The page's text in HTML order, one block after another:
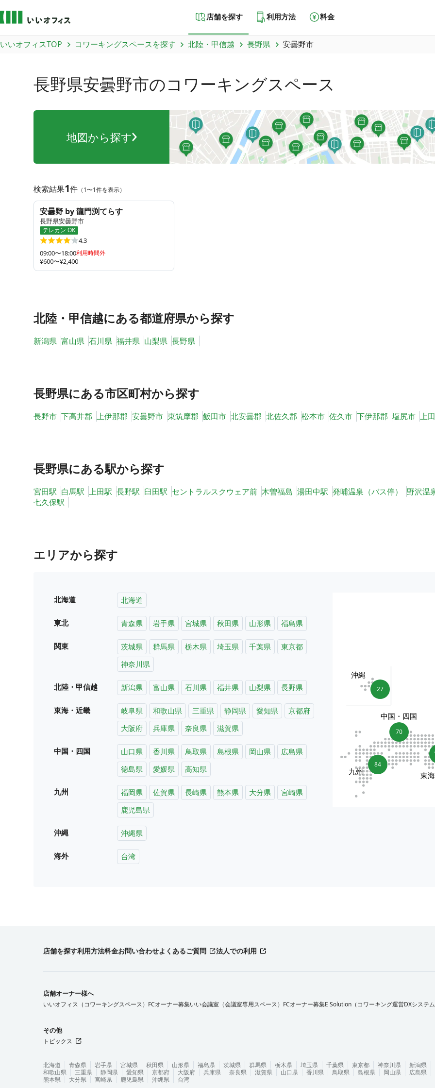
店舗を探す 利用方法 料金
いいオフィスTOP コワーキングスペースを探す 北陸・甲信越 長野県 安曇野市
長野県安曇野市のコワーキングスペース
地図から探す
検索結果1件 （1〜1件を表示）
安曇野 by 龍門渕てらす
長野県安曇野市
テレカン OK
4.3
09:00〜18:00利用時間外
¥600〜¥2,400
北陸・甲信越にある都道府県から探す
新潟県 富山県 石川県 福井県 山梨県 長野県
長野県にある市区町村から探す
長野市 下高井郡 上伊那郡 安曇野市 東筑摩郡 飯田市 北安曇郡 北佐久郡 松本市 佐久市 下伊那郡 塩尻市 上
長野県にある駅から探す
宮田駅 白馬駅 上田駅 長野駅 臼田駅 セントラルスクウェア前 木曽福島 湯田中駅 発哺温泉（バス停）
野沢温
七久保駅
エリアから探す
北海道 北海道
東北 青森県 岩手県 宮城県 秋田県 山形県 福島県
関東 茨城県 群馬県 栃木県 埼玉県 千葉県
東京都
神奈川県
北陸・甲信越 新潟県 富山県 石川県 福井県 山梨県 長野県
東海・近畿 岐阜県 和歌山県 三重県 静岡県 愛知県
京都府
大阪府
兵庫県 奈良県 滋賀県
中国・四国 山口県 香川県 鳥取県 島根県 岡山県
広島県
徳島県
愛媛県 高知県
九州 福岡県 佐賀県 長崎県 熊本県 大分県
宮崎県
鹿児島県
沖縄 沖縄県
海外 台湾
東
70
中国・四国
84
九州
27
沖縄
店舗を探す利用方法料金お問い合わせよくあるご質問 法人での利用
店舗オーナー様へ
いいオフィス（コワーキングスペース）FCオーナー募集いい会議室（会議室専用スペース）FCオーナー募集E Solution（コワーキング運営DXシステ
その他
トピックス
北海道 青森県 岩手県 宮城県 秋田県 山形県 福島県 茨城県 群馬県 栃木県 埼玉県 千葉県 東京都 神奈川県
新潟県
和歌山県
三重県 静岡県 愛知県 京都府 大阪府 兵庫県 奈良県 滋賀県 山口県 香川県 鳥取県 島根県 岡山県
広島県
熊本県
大分県 宮崎県 鹿児島県 沖縄県 台湾